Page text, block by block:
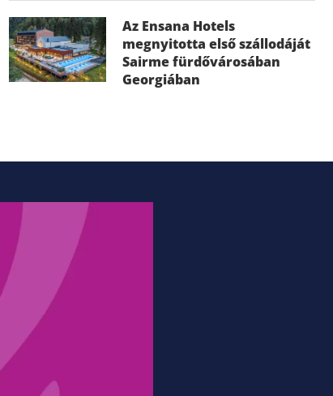
Az Ensana Hotels
megnyitotta első szállodáját
Sairme fürdővárosában
Georgiában